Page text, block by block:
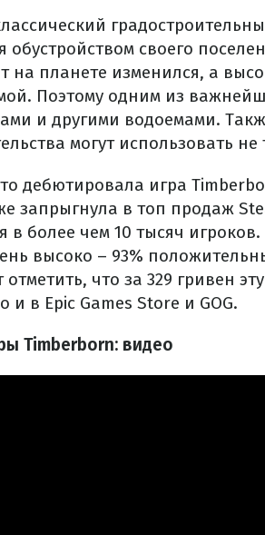
обустройством своего
на планете изменился, а
Поэтому одним из
и другими водоемами.
могут использовать
дебютировала игра
запрыгнула в топ продаж
в более чем 10 тысяч
высоко – 93%
отметить, что за 329 гривен
и в Epic Games Store и GOG.
Timberborn: видео